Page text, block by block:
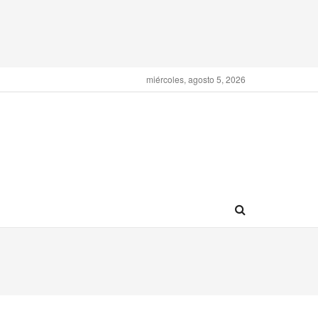
miércoles, agosto 5, 2026